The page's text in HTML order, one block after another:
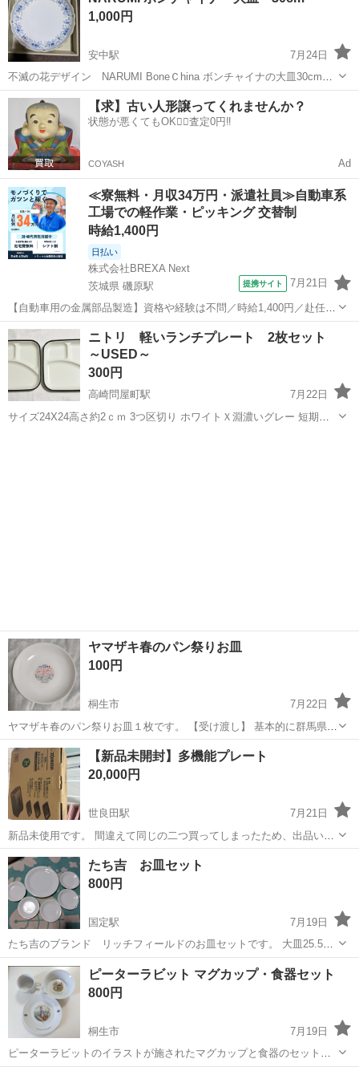
ーフにし...
1,000円
安中駅
7月24日
不滅の花デザイン NARUMI BoneＣhina ボンチャイナの大皿30cm未
使用箱入り、少し深さのある形になります。 ずっと眠っていた品で元
箱に変色はあります。 安中市役所近くです 自己紹介必読
群馬 安中市 安中駅 食器
【求】古い人形譲ってくれませんか？
状態が悪くてもOK🙆‍♀️査定0円‼️
COYASH Ad
≪寮無料・月収34万円・派遣社員≫自動車系
工場での軽作業・ピッキング 交替制
時給1,400円
日払い
株式会社BREXA Next
茨城県 磯原駅
提携サイト 7月21日
【自動車用の金属部品製造】資格や経験は不問／時給1,400円／赴任旅
費会社負担／正社員登用のチャンスあり／食堂利用可能／マイカー通
勤OK《茨城県茨城市》 人気の工場のお仕事 ◇トラックの金属部品の
製造◇ ★トラックの金属...
茨城 北茨城市 磯原駅 その他
ニトリ 軽いランチプレート 2枚セット
～USED～
300円
高崎問屋町駅
7月22日
サイズ24X24高さ約2ｃｍ 3つ区切り ホワイトＸ淵濃いグレー 短期間
ヤマザキ春のパン祭りお皿
100円
桐生市
7月22日
ヤマザキ春のパン祭りお皿１枚です。 【受け渡し】 基本的に群馬県桐
生市錦町のセブンイレブン・桐生錦町１丁目店、駐車場での受け渡し
を想定しております。 ※取引交渉中であっても受渡日が決まっていな
い場合や受渡予...
群馬 桐生市 食器 パン祭り
【新品未開封】多機能プレート
20,000円
世良田駅
7月21日
新品未使用です。 間違えて同じの二つ買ってしまったため、出品いた
します。 箱から出してもいないです
群馬 伊勢崎市 世良田駅 食器
たち吉 お皿セット
800円
国定駅
7月19日
たち吉のブランド リッチフィールドのお皿セットです。 大皿25.5cm
１枚 小皿14.5cm 5枚 全てです。 箱はありません。
群馬 伊勢崎市 国定駅 食器
ピーターラビット マグカップ・食器セット
800円
桐生市
7月19日
ピーターラビットのイラストが施されたマグカップと食器のセット。 -